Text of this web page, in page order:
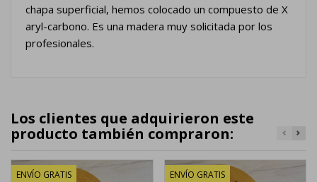
chapa superficial, hemos colocado un compuesto de X
aryl-carbono. Es una madera muy solicitada por los
profesionales.
Los clientes que adquirieron este
producto también compraron:
ENVÍO GRATIS ENVÍO GRATIS